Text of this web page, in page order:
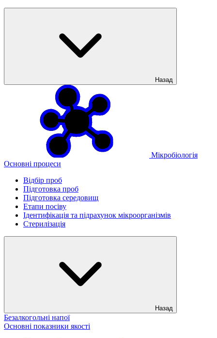
Назад
Мікробіологія
Основні процеси
Відбір проб
Підготовка проб
Підготовка середовищ
Етапи посіву
Ідентифікація та підрахунок мікроорганізмів
Стерилізація
Назад
Безалкогольні напої
Основні показники якості